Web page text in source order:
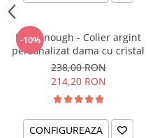
-10%
I am Enough - Colier argint
personalizat dama cu cristal
238,00 RON
214,20 RON
CONFIGUREAZA